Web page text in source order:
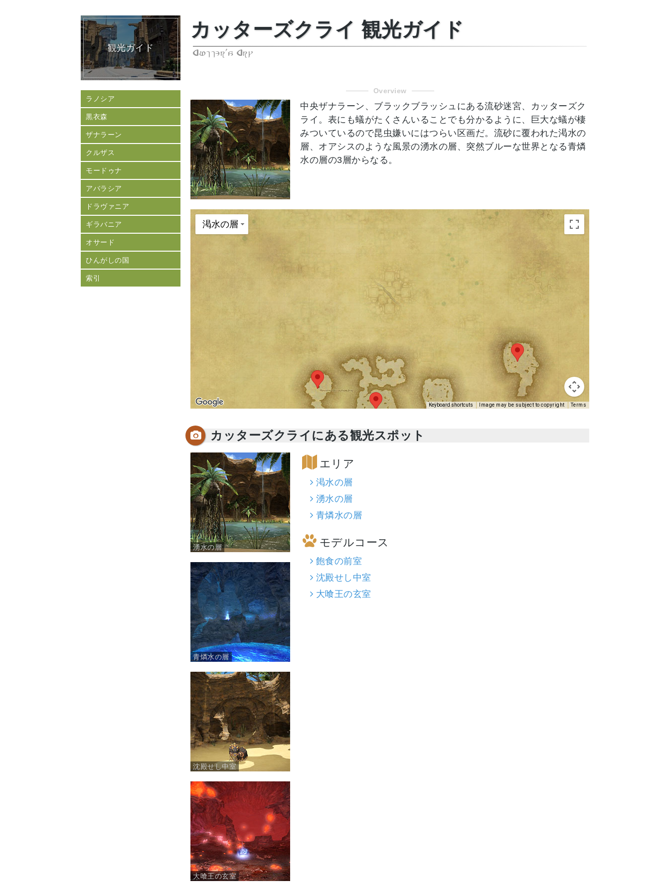
カッターズクライ 観光ガイド
Cutter's Cry
Overview
中央ザナラーン、ブラックブラッシュにある流砂迷宮、カッターズク
ライ。表にも蟻がたくさんいることでも分かるように、巨大な蟻が棲
みついているので昆虫嫌いにはつらい区画だ。流砂に覆われた渇水の
層、オアシスのような風景の湧水の層、突然ブルーな世界となる青燐
水の層の3層からなる。
渇水の層
Keyboard shortcuts Image may be subject to copyright Terms
カッターズクライにある観光スポット
湧水の層
青燐水の層
沈殿せし中室
大喰王の玄室
エリア
渇水の層
湧水の層
青燐水の層
モデルコース
飽食の前室
沈殿せし中室
大喰王の玄室
観光ガイド
ラノシア
黒衣森
ザナラーン
クルザス
モードゥナ
アバラシア
ドラヴァニア
ギラバニア
オサード
ひんがしの国
索引